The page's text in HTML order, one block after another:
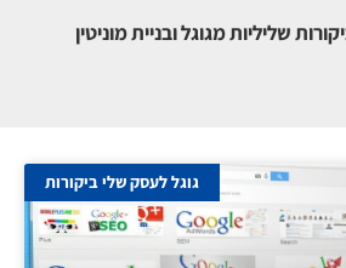
שליליות מגוגל ובניית מוניטין
גוגל לעסק שלי ביקורות